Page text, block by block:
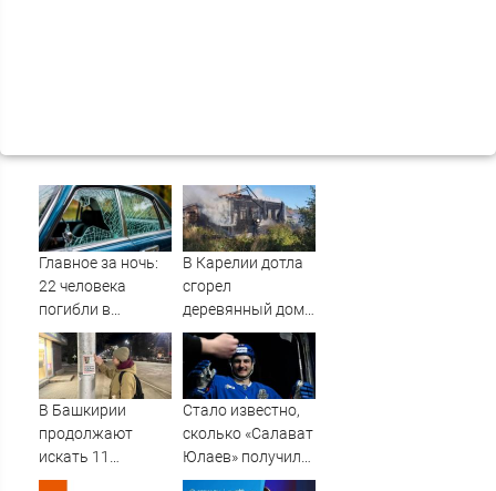
Главное за ночь:
22 человека
погибли в
страшном ДТП, а
россияне
жалуются на
отдых в Турции
В Карелии дотла
сгорел
деревянный дом
(ФОТО)
В Башкирии
продолжают
искать 11
пропавших без
Стало известно,
сколько «Салават
Юлаев» получил
от СКА в сделке